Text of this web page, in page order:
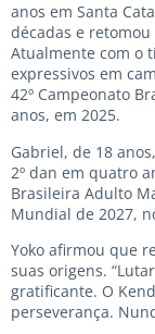
anos em Santa
décadas e
Atualmente com o
expressivos em
42º Campeonato
anos, em 2025.
Gabriel, de 18
2º dan em quatro
Brasileira Adulto
Mundial de 2027,
Yoko afirmou que
suas origens.
gratificante. O
perseverança.